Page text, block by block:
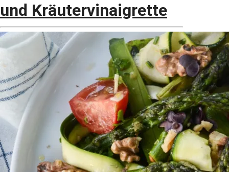
und Kräutervinaigrette